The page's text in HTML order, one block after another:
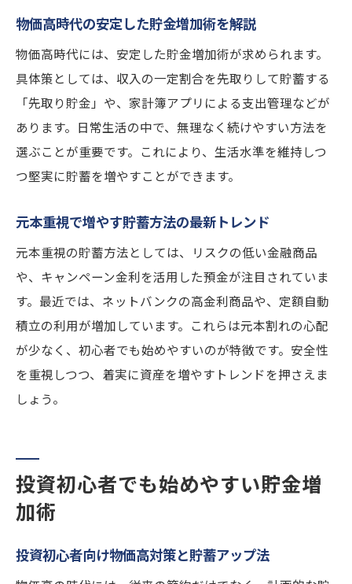
物価高時代の安定した貯金増加術を解説
物価高時代には、安定した貯金増加術が求められます。
具体策としては、収入の一定割合を先取りして貯蓄する
「先取り貯金」や、家計簿アプリによる支出管理などが
あります。日常生活の中で、無理なく続けやすい方法を
選ぶことが重要です。これにより、生活水準を維持しつ
つ堅実に貯蓄を増やすことができます。
元本重視で増やす貯蓄方法の最新トレンド
元本重視の貯蓄方法としては、リスクの低い金融商品
や、キャンペーン金利を活用した預金が注目されていま
す。最近では、ネットバンクの高金利商品や、定額自動
積立の利用が増加しています。これらは元本割れの心配
が少なく、初心者でも始めやすいのが特徴です。安全性
を重視しつつ、着実に資産を増やすトレンドを押さえま
しょう。
投資初心者でも始めやすい貯金増
加術
投資初心者向け物価高対策と貯蓄アップ法